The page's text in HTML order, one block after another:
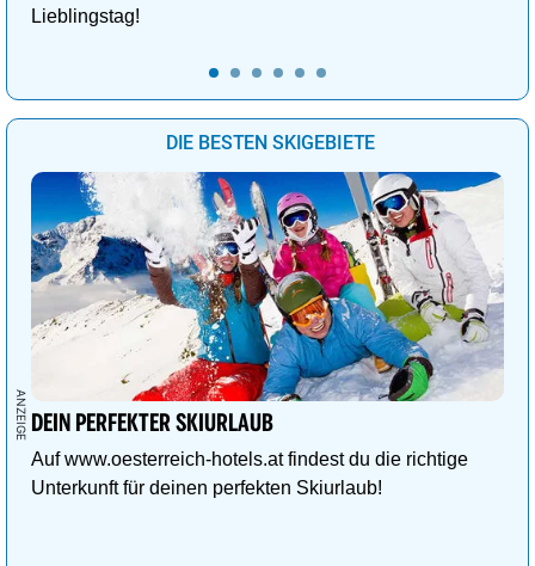
Lieblingstag!
DIE BESTEN SKIGEBIETE
DEIN PERFEKTER SKIURLAUB
Auf www.oesterreich-hotels.at findest du die richtige
Unterkunft für deinen perfekten Skiurlaub!